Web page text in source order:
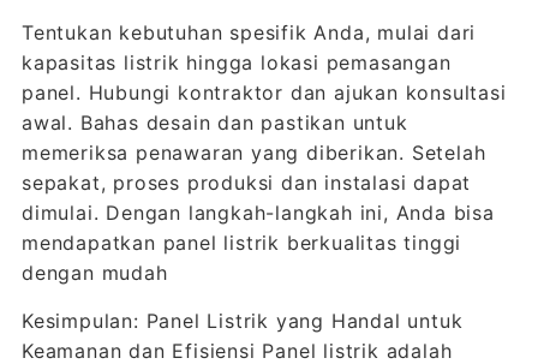
Tentukan kebutuhan spesifik Anda, mulai dari
kapasitas listrik hingga lokasi pemasangan
panel. Hubungi kontraktor dan ajukan konsultasi
awal. Bahas desain dan pastikan untuk
memeriksa penawaran yang diberikan. Setelah
sepakat, proses produksi dan instalasi dapat
dimulai. Dengan langkah-langkah ini, Anda bisa
mendapatkan panel listrik berkualitas tinggi
dengan mudah
Kesimpulan: Panel Listrik yang Handal untuk
Keamanan dan Efisiensi Panel listrik adalah